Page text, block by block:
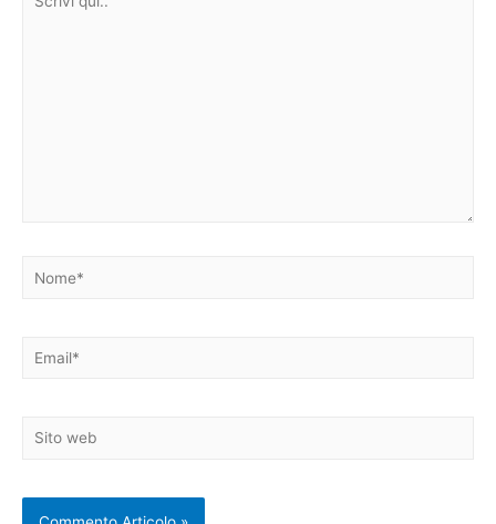
Nome*
Email*
Sito